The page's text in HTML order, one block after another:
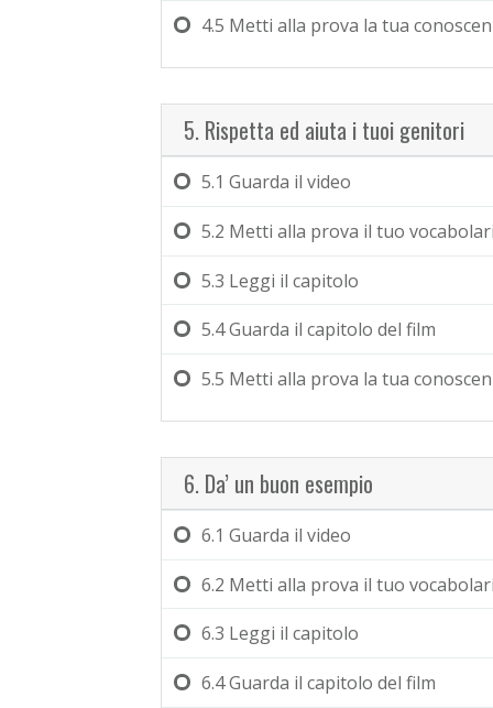
4.5 Metti alla prova la tua
5. Rispetta ed aiuta i tuoi genitori
5.1 Guarda il video
5.2 Metti alla prova il tuo
5.3 Leggi il capitolo
5.4Guarda il capitolo del film
5.5 Metti alla prova la tua
6. Da’ un buon esempio
6.1 Guarda il video
6.2 Metti alla prova il tuo
6.3 Leggi il capitolo
6.4Guarda il capitolo del film